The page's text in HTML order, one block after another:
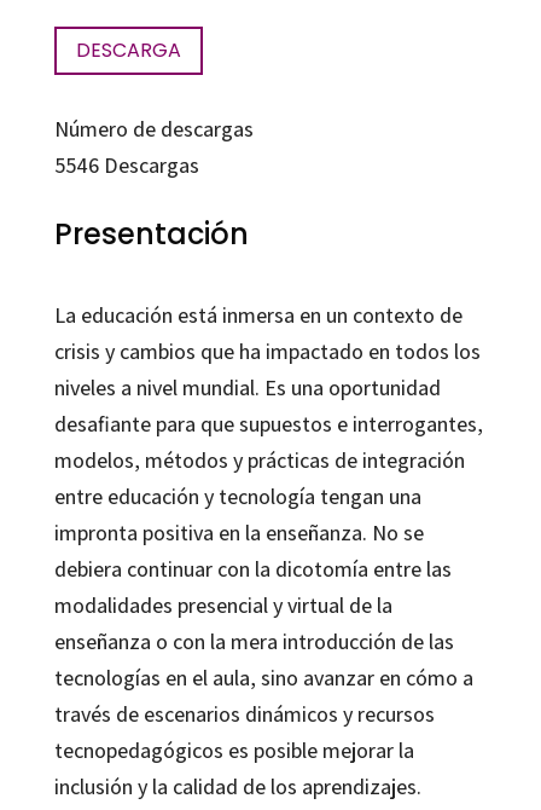
DESCARGA
Número de descargas
5546Descargas
Presentación
La educación está inmersa en un contexto de
crisis y cambios que ha impactado en todos los
niveles a nivel mundial. Es una oportunidad
desafiante para que supuestos e interrogantes,
modelos, métodos y prácticas de integración
entre educación y tecnología tengan una
impronta positiva en la enseñanza. No se
debiera continuar con la dicotomía entre las
modalidades presencial y virtual de la
enseñanza o con la mera introducción de las
tecnologías en el aula, sino avanzar en cómo a
través de escenarios dinámicos y recursos
tecnopedagógicos es posible mejorar la
inclusión y la calidad de los aprendizajes.